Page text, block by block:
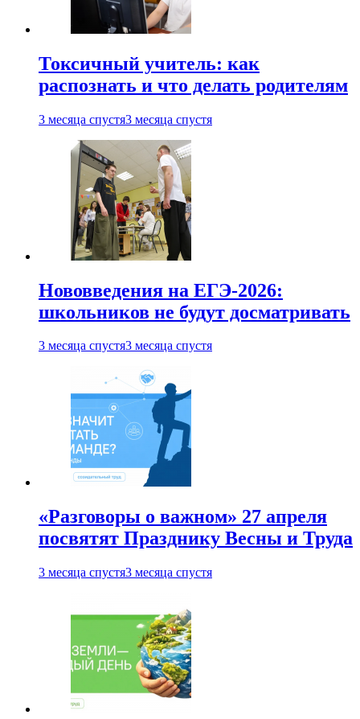
Токсичный учитель: как
распознать и что делать родителям
3 месяца спустя3 месяца спустя
Нововведения на ЕГЭ-2026:
школьников не будут досматривать
3 месяца спустя3 месяца спустя
«Разговоры о важном» 27 апреля
посвятят Празднику Весны и Труда
3 месяца спустя3 месяца спустя